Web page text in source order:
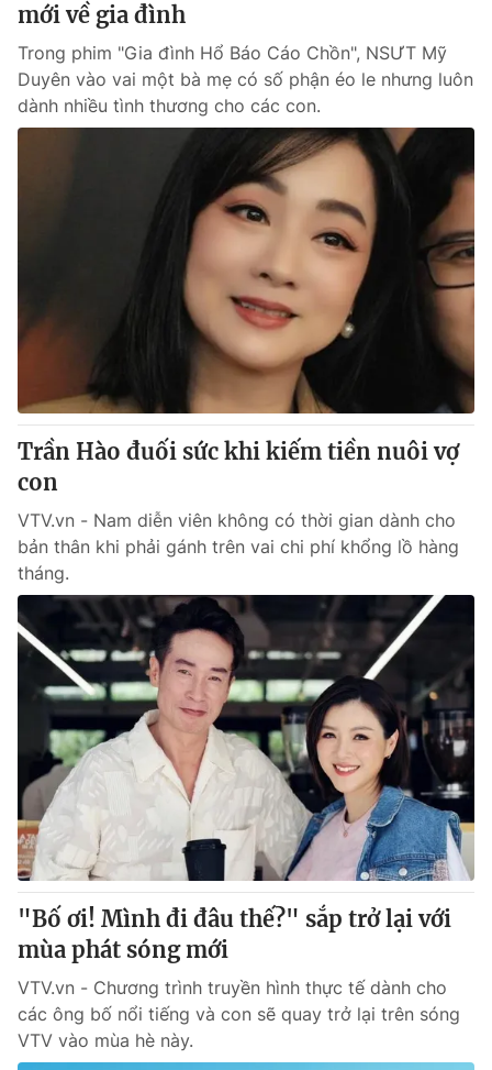
mới về gia đình
Trong phim "Gia đình Hổ Báo Cáo Chồn", NSƯT Mỹ
Duyên vào vai một bà mẹ có số phận éo le nhưng luôn
dành nhiều tình thương cho các con.
Trần Hào đuối sức khi kiếm tiền nuôi vợ
con
VTV.vn - Nam diễn viên không có thời gian dành cho
bản thân khi phải gánh trên vai chi phí khổng lồ hàng
tháng.
"Bố ơi! Mình đi đâu thế?" sắp trở lại với
mùa phát sóng mới
VTV.vn - Chương trình truyền hình thực tế dành cho
các ông bố nổi tiếng và con sẽ quay trở lại trên sóng
VTV vào mùa hè này.